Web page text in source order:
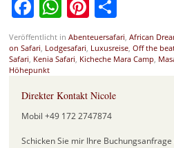
Facebook
WhatsApp
Pinterest
Teilen
Veröffentlicht in Abenteuersafari, African
on Safari, Lodgesafari, Luxusreise, Off the
Safari, Kenia Safari, Kicheche Mara Camp,
Höhepunkt
Direkter Kontakt Nicole
Mobil +49 172 2747874
Schicken Sie mir Ihre